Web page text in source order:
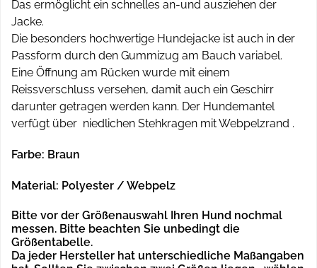
Das ermöglicht ein schnelles an-und ausziehen der
Jacke.
Die besonders hochwertige Hundejacke ist auch in der
Passform durch den Gummizug am Bauch variabel.
Eine Öffnung am Rücken wurde mit einem
Reissverschluss versehen, damit auch ein Geschirr
darunter getragen werden kann. Der Hundemantel
verfügt über niedlichen Stehkragen mit Webpelzrand .
Farbe: Braun
Material: Polyester / Webpelz
Bitte vor der Größenauswahl Ihren Hund nochmal
messen. Bitte beachten Sie unbedingt die
Größentabelle.
Da jeder Hersteller hat unterschiedliche Maßangaben